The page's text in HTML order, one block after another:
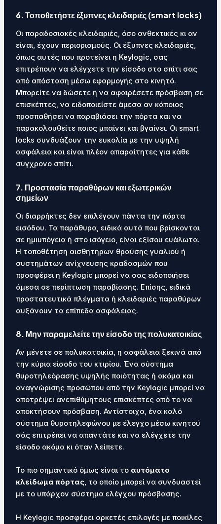
6. Τοποθετήστε έξυπνες κλειδαριές (smart locks)
Οι παραδοσιακές κλειδαριές, όσο ανθεκτικές κι αν
είναι, έχουν περιορισμούς. Οι έξυπνες κλειδαριές,
όπως αυτές που προτείνει η Keylogic, σας
επιτρέπουν να ελέγχετε την είσοδο στο σπίτι σας
από απόσταση μέσω εφαρμογής στο κινητό.
Μπορείτε να δώσετε ή να αφαιρέσετε πρόσβαση σε
επισκέπτες, να ειδοποιείστε άμεσα αν κάποιος
προσπαθήσει να παραβιάσει την πόρτα και να
παρακολουθείτε ποιος μπαίνει και βγαίνει. Οι smart
locks συνδυάζουν την ευκολία με την υψηλή
ασφάλεια και είναι πλέον απαραίτητες για κάθε
σύγχρονο σπίτι.
7. Προστασία παραθύρων και εξωτερικών
σημείων
Οι διαρρήκτες δεν επιλέγουν πάντα την πόρτα
εισόδου. Τα παράθυρα, ειδικά αυτά που βρίσκονται
σε ημιυπόγεια ή στο ισόγειο, είναι εξίσου ευάλωτα.
Η τοποθέτηση αισθητήρων θραύσης γυαλιού ή
συστημάτων ανίχνευσης κραδασμών που
προσφέρει η Keylogic μπορεί να σας ειδοποιήσει
άμεσα σε περίπτωση παραβίασης. Επίσης, ειδικά
προστατευτικά πλέγματα ή κλειδαριές παραθύρων
αυξάνουν τα επίπεδα ασφάλειας.
8. Μην παραμελείτε την είσοδο της πολυκατοικίας
Αν μένετε σε πολυκατοικία, η ασφάλεια ξεκινά από
την κύρια είσοδο του κτιρίου. Ένα σύστημα
θυροτηλεόρασης υψηλής ποιότητας ή ακόμα και
αναγνώρισης προσώπου από την Keylogic μπορεί να
αποτρέψει ανεπιθύμητους επισκέπτες από το να
αποκτήσουν πρόσβαση. Αντίστοιχα, ένα καλό
σύστημα θυροτηλεφώνου με έλεγχο μέσω κινητού
σάς επιτρέπει να απαντάτε και να ελέγχετε την
είσοδο ακόμα κι όταν λείπετε.
Το πιο σημαντικό όμως είναι το αυτόματο
κλείδωμα πόρτας, το οποίο μπορεί να συνδυαστεί
με το υπάρχον σύστημα ελέγχου πρόσβασης.
Η Keylogic προσφέρει αρκετές επιλογές με ποικίλες